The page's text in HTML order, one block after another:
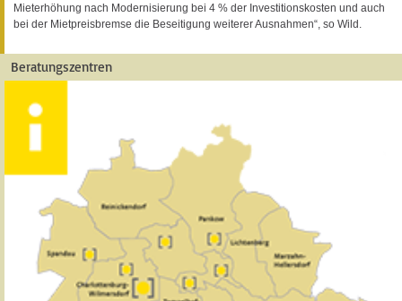
Mieterhöhung nach Modernisierung bei 4 % der Investitionskosten und auch
bei der Mietpreisbremse die Beseitigung weiterer Ausnahmen“, so Wild.
Beratungszentren